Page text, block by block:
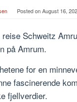
Posted onAugust 16,
Schweitz
på Amrum.
for en
fascinerende
fjellverdier.